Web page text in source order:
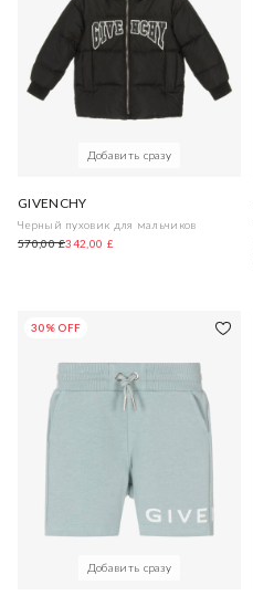
Добавить сразу
GIVENCHY
Черный пуховик для мальчиков
570,00 £342,00 £
30% OFF
Добавить сразу